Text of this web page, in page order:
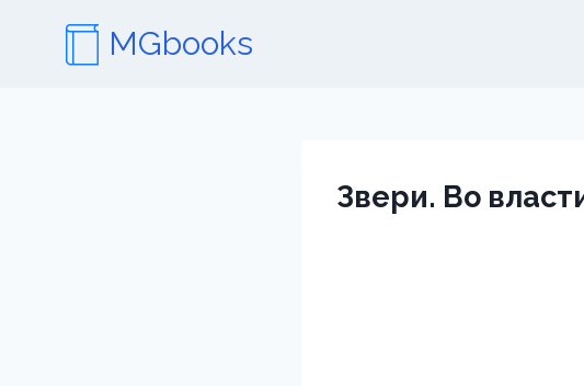
содержимому
MGbooks
Звери. Во